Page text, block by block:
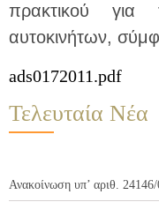
πρακτικού για
αυτοκινήτων,
ads0172011.pdf
Τελευταία Νέα
Ανακοίνωση υπ’ αριθ.